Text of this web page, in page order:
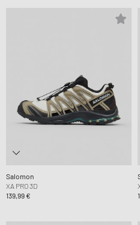
Salomon
XA PRO 3D
139,99 €